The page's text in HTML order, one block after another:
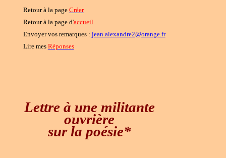
Retour à la page Créer
Retour à la page d'accueil
Envoyer vos remarques : jean.alexandre2@orange.fr
Lire mes Réponses
Lettre à une militante
ouvrière
sur la poésie*